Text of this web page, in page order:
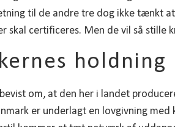
til de andre tre dog ikke tænkt
skal certificeres. Men de vil så stille
holdning
om, at den her i landet
er underlagt en lovgivning